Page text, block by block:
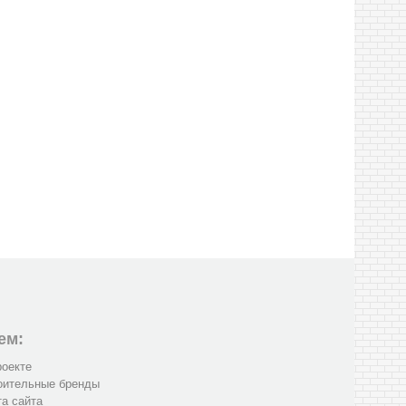
бренды
сайта